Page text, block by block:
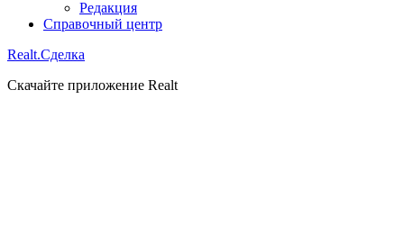
Редакция
Справочный центр
Realt.Сделка
Скачайте приложение Realt